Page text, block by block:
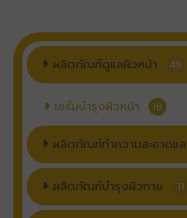
ผลิตภัณฑ์ดูแลผิวหน้า 49
เซรั่มบำรุงผิวหน้า 16
ผลิตภัณฑ์ทำความสะอาดแล
ผลิตภัณฑ์บำรุงผิวกาย 11